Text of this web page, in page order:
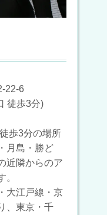
22-6
徒歩3分)
歩3分の場所
月島・勝ど
近隣からのア
。
大江戸線・京
、東京・千